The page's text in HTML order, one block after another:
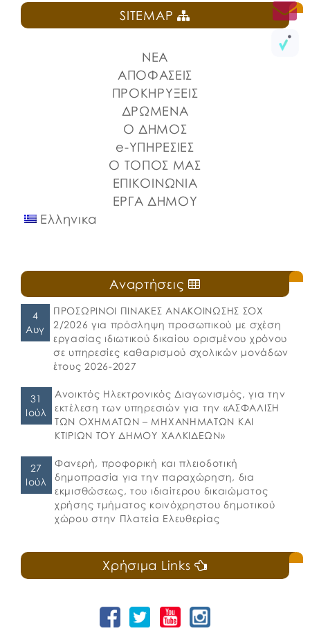
SITEMAP
ΝΕΑ
ΑΠΟΦΑΣΕΙΣ
ΠΡΟΚΗΡΥΞΕΙΣ
ΔΡΩΜΕΝΑ
Ο ΔΗΜΟΣ
e-ΥΠΗΡΕΣΙΕΣ
Ο ΤΟΠΟΣ ΜΑΣ
ΕΠΙΚΟΙΝΩΝΙΑ
ΕΡΓΑ ΔΗΜΟΥ
Ελληνικα
Αναρτήσεις
4
Αυγ
ΠΡΟΣΩΡΙΝΟΙ ΠΙΝΑΚΕΣ ΑΝΑΚΟΙΝΩΣΗΣ ΣΟΧ
2/2026 για πρόσληψη προσωπικού με σχέση
εργασίας ιδιωτικού δικαίου ορισμένου χρόνου
σε υπηρεσίες καθαρισμού σχολικών μονάδων
έτους 2026-2027
31
Ιούλ
Ανοικτός Ηλεκτρονικός Διαγωνισμός, για την
εκτέλεση των υπηρεσιών για την «ΑΣΦΑΛΙΣΗ
ΤΩΝ ΟΧΗΜΑΤΩΝ – ΜΗΧΑΝΗΜΑΤΩΝ ΚΑΙ
ΚΤΙΡΙΩΝ ΤΟΥ ΔΗΜΟΥ ΧΑΛΚΙΔΕΩΝ»
27
Ιούλ
Φανερή, προφορική και πλειοδοτική
δημοπρασία για την παραχώρηση, δια
εκμισθώσεως, του ιδιαίτερου δικαιώματος
χρήσης τμήματος κοινόχρηστου δημοτικού
χώρου στην Πλατεία Ελευθερίας
Χρήσιμα Links